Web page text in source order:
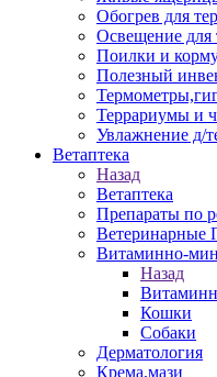
Обогрев для
Освещение для
Поилки и
Полезный
Террариумы и
Увлажнение д/
Ветаптека
Назад
Ветаптека
Препараты по
Ветеринарные
Витаминно-
Назад
Кошки
Собаки
Дерматология
Крема,мази